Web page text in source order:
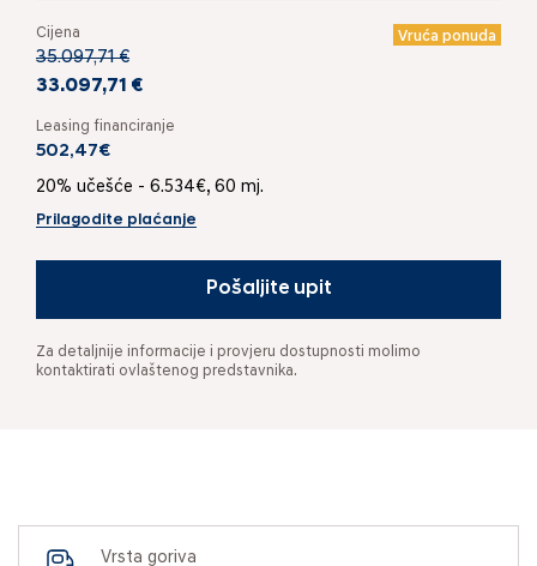
Cijena Vruća ponuda
35.097,71 €
33.097,71 €
Leasing financiranje
502,47€
20% učešće - 6.534€, 60 mj.
Prilagodite plaćanje
Pošaljite upit
Za detaljnije informacije i provjeru dostupnosti molimo
kontaktirati ovlaštenog predstavnika.
Vrsta goriva